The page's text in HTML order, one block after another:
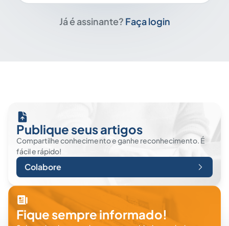
Já é assinante? Faça login
Publique seus artigos
Compartilhe conhecimento e ganhe reconhecimento. É
fácil e rápido!
Colabore
Fique sempre informado!